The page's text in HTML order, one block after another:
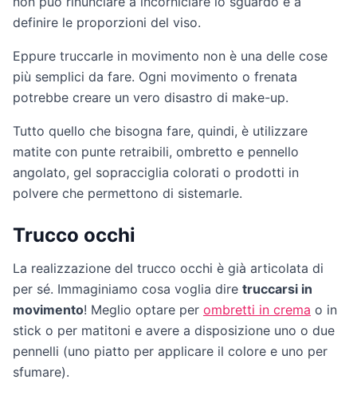
definire le proporzioni del viso.
Eppure truccarle in movimento non è una delle cose
più semplici da fare. Ogni movimento o frenata
potrebbe creare un vero disastro di make-up.
Tutto quello che bisogna fare, quindi, è utilizzare
matite con punte retraibili, ombretto e pennello
angolato, gel sopracciglia colorati o prodotti in
polvere che permettono di sistemarle.
Trucco occhi
La realizzazione del trucco occhi è già articolata di
per sé. Immaginiamo cosa voglia dire truccarsi in
movimento! Meglio optare per ombretti in crema o in
stick o per matitoni e avere a disposizione uno o due
pennelli (uno piatto per applicare il colore e uno per
sfumare).